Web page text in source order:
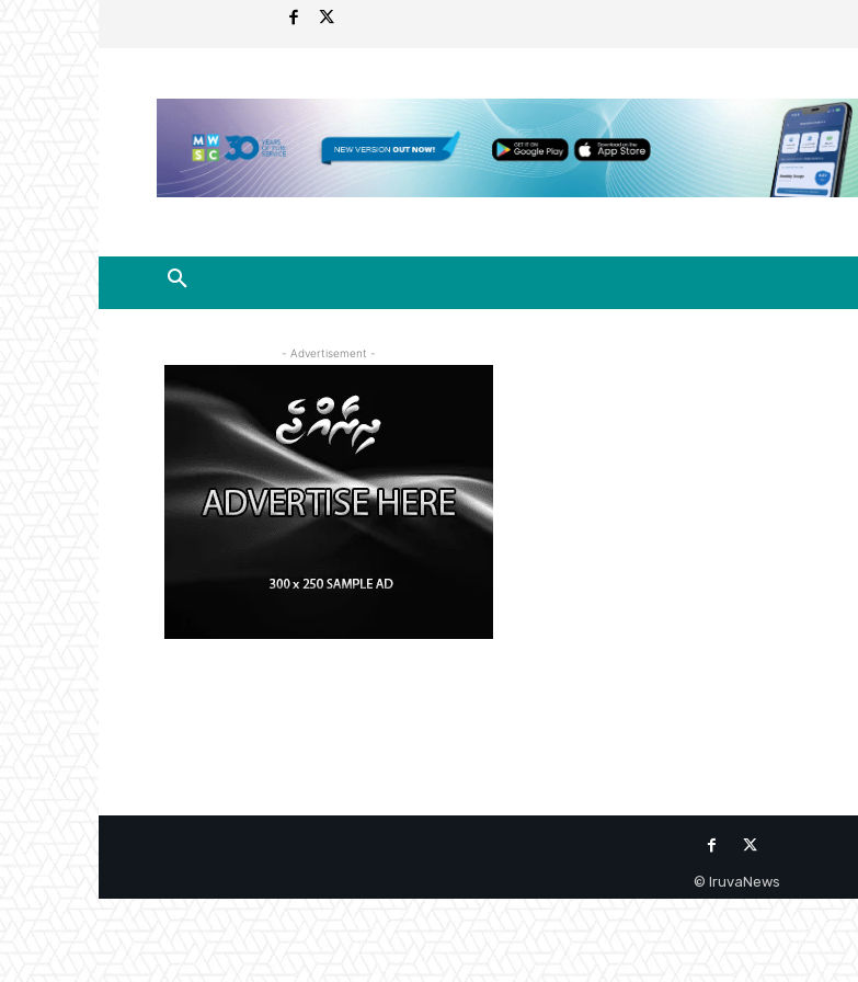
- Advertisement -
IruvaNews ©